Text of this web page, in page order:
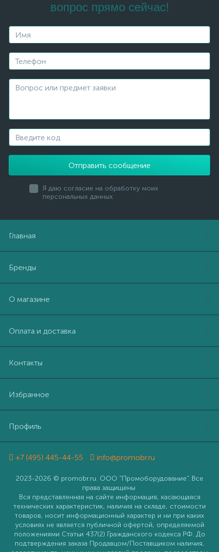
вопрос прямо сейчас!
Отправить сообщение
Я даю согласие на обработку моих
персональных данных
Главная
Бренды
О магазине
Оплата и доставка
Контакты
Избранное
Профиль
+7 (495) 445-44-55 info@promobr.ru
2023-2026 © promobr.ru. ООО "Промоборудование". Все
права защищены
Вся представленная на сайте информация, касающаяся
технических характеристик, наличия на складе, стоимости
товаров, носит информационный характер и ни при каких
условиях не является публичной офертой, определяемой
положениями Статьи 437(2) Гражданского кодекса РФ. До
подтверждения заказа Продавцом/Поставщиком наличия,